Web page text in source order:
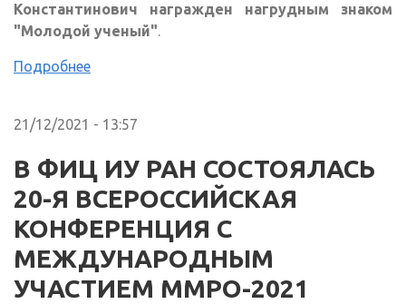
Константинович награжден нагрудным знаком
"Молодой ученый".
Подробнее
21/12/2021 - 13:57
В ФИЦ ИУ РАН СОСТОЯЛАСЬ
20-Я ВСЕРОССИЙСКАЯ
КОНФЕРЕНЦИЯ С
МЕЖДУНАРОДНЫМ
УЧАСТИЕМ ММРО-2021